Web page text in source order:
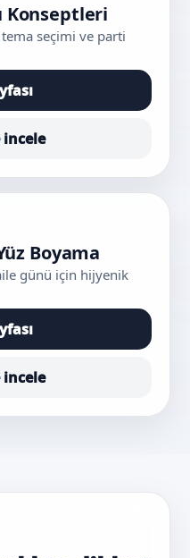
Konseptleri
seçimi ve parti
incele
Boyama
günü için hijyenik
incele